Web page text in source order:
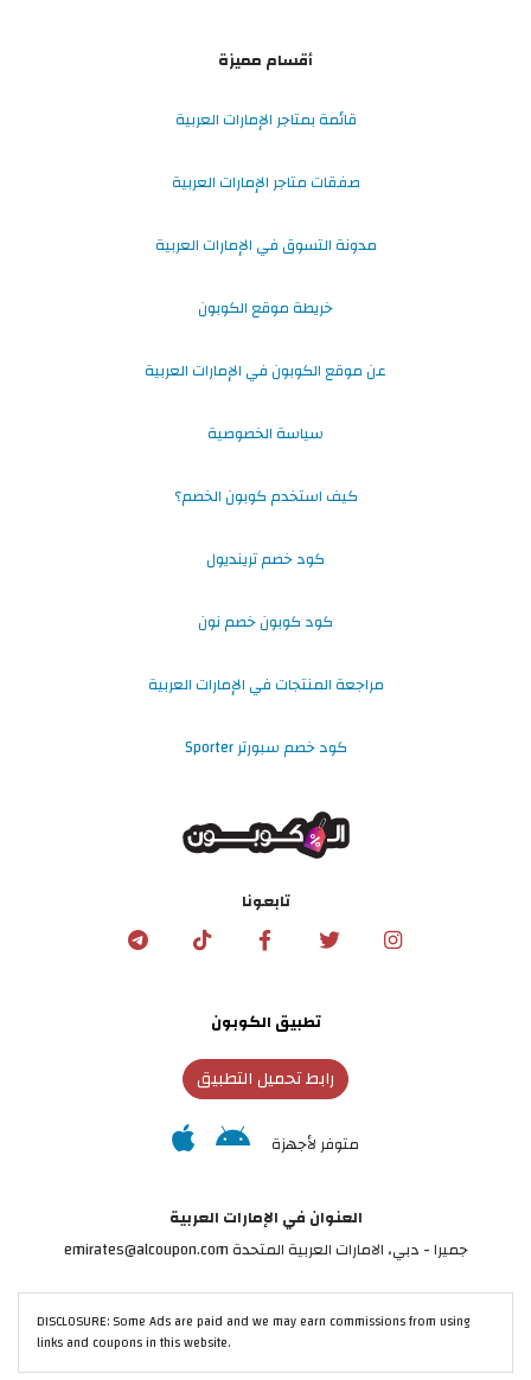
أقسام مميزة
قائمة بمتاجر الإمارات العربية
صفقات متاجر الإمارات العربية
مدونة التسوق في الإمارات العربية
خريطة موقع الكوبون
عن موقع الكوبون في الإمارات العربية
سياسة الخصوصية
كيف استخدم كوبون الخصم؟
كود خصم ترينديول
كود كوبون خصم نون
مراجعة المنتجات في الإمارات العربية
كود خصم سبورتر Sporter
تابعونا
تطبيق الكوبون
رابط تحميل التطبيق
متوفر لأجهزة
العنوان في الإمارات العربية
جميرا - دبي، الامارات العربية المتحدة emirates@alcoupon.com
DISCLOSURE: Some Ads are paid and we may earn commissions from using
links and coupons in this website.